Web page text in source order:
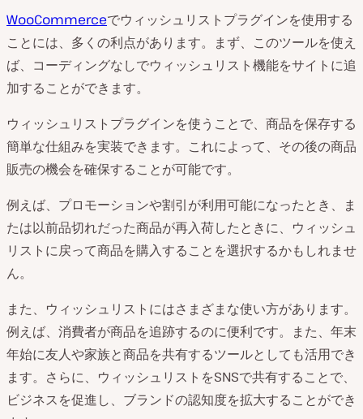
WooCommerceでウィッシュリストプラグインを使用する
ことには、多くの利点があります。まず、このツールを使え
ば、コーディングなしでウィッシュリスト機能をサイトに追
加することができます。
ウィッシュリストプラグインを使うことで、商品を保存する
簡単な仕組みを実装できます。これによって、その後の商品
販売の機会を確保することが可能です。
例えば、プロモーションや割引が利用可能になったとき、ま
たは以前品切れだった商品が再入荷したときに、ウィッシュ
リストに戻って商品を購入することを選択するかもしれませ
ん。
また、ウィッシュリストにはさまざまな使い方があります。
例えば、消費者が商品を追跡するのに便利です。また、年末
年始に友人や家族と商品を共有するツールとしても活用でき
ます。さらに、ウィッシュリストをSNSで共有することで、
ビジネスを促進し、ブランドの認知度を拡大することができ